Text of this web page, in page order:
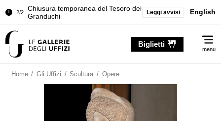
2/2
Chiusura temporanea del Tesoro dei
Granduchi
della Sala dell'Iliade
Granduchi
Leggi avvisi English
Biglietti
menu
Home / Gli Uffizi / Scultura / Opere